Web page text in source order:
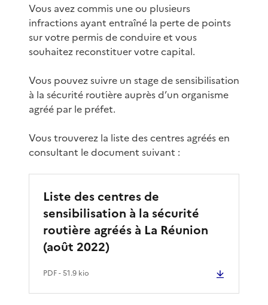
Vous avez commis une ou plusieurs
infractions ayant entraîné la perte de points
sur votre permis de conduire et vous
souhaitez reconstituer votre capital.
Vous pouvez suivre un stage de sensibilisation
à la sécurité routière auprès d’un organisme
agréé par le préfet.
Vous trouverez la liste des centres agréés en
consultant le document suivant :
Liste des centres de
sensibilisation à la sécurité
routière agréés à La Réunion
(août 2022)
PDF- 51.9 kio